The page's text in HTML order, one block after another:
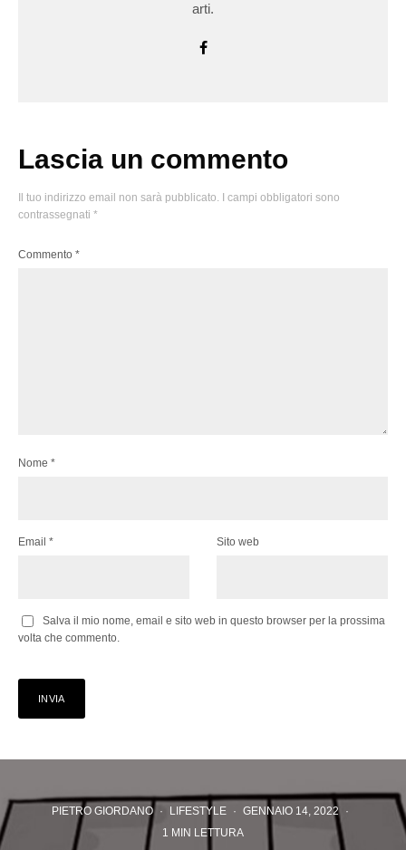
arti.
Lascia un commento
Il tuo indirizzo email non sarà pubblicato.
I campi obbligatori sono
contrassegnati *
Commento *
Nome *
Email * Sito web
Salva il mio nome, email e sito web in questo browser per la prossima
volta che commento.
PIETRO GIORDANO · LIFESTYLE · GENNAIO 14, 2022
·
1 MIN LETTURA